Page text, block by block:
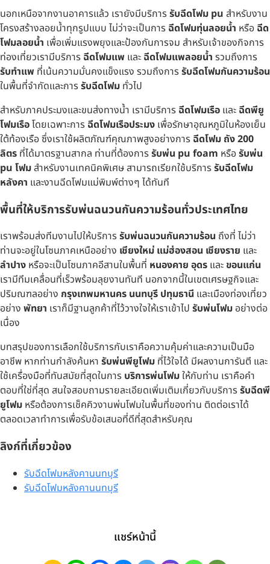
นอกเหนือจากงานอาคารแล้ว เรายังมีบริการรับฉีดโฟม pu สำหรับงาน
โครงสร้างลอยน้ำทุกรูปแบบ ไม่ว่าจะเป็นการ ฉีดโฟมทุ่นลอยน้ำ หรือ ฉีด
โฟมลอยน้ำ เพื่อเพิ่มแรงพยุงและป้องกันการจม สำหรับเจ้าของกิจการ
ท่องเที่ยวเรามีบริการ ฉีดโฟมแพ และ ฉีดโฟมแพลอยน้ำ รวมถึงการ
รับทำแพ ที่เน้นความมั่นคงแข็งแรง รวมถึงการรับฉีดโฟมกันความร้อน
ในพื้นที่จำกัดและการรับฉีดโฟม ทั่วไป
สำหรับภาคประมงและขนส่งทางน้ำ เรามีบริการ ฉีดโฟมเรือ และ ฉีดพียู
โฟมเรือโดยเฉพาะการ ฉีดโฟมเรือประมง เพื่อรักษาอุณหภูมิในห้องเย็น
ใต้ท้องเรือ ซึ่งเราใช้ผลิตภัณฑ์คุณภาพสูงอย่างการ ฉีดโฟม ถัง 200
ลิตร ที่ได้มาตรฐานสากล ท่านที่ต้องการรับพ่น pu foam หรือรับพ่น
pu โฟมสำหรับงานเทคนิคพิเศษ สามารถเรียกใช้บริการรับฉีดโฟม
หลังคา และงานฉีดโฟมแม่พิมพ์ต่างๆ ได้ทันที
พื้นที่ให้บริการรับพ่นฉนวนกันความร้อนทั่วประเทศไทย
เราพร้อมส่งทีมงานไปให้บริการรับพ่นฉนวนกันความร้อน ถึงที่ ไม่ว่า
ท่านจะอยู่ในโซนภาคเหนืออย่าง เชียงใหม่ แม่ฮ่องสอน เชียงราย และ
ลำปาง หรือจะเป็นโซนภาคอีสานในพื้นที่ หนองคาย อุดร และขอนแก่น
เรามีทีมเคลื่อนที่เร็วพร้อมลุยงานทันที นอกจากนี้ในเขตเศรษฐกิจและ
ปริมณฑลอย่าง กรุงเทพมหานคร นนทบุรี ปทุมธานี และเมืองท่องเที่ยว
อย่าง พัทยา เราก็มีฐานลูกค้าที่ไว้วางใจให้เราเข้าไป รับพ่นโฟม อย่างต่อ
เนื่อง
บทสรุปของการเลือกใช้บริการกับเราคือความคุ้มค่าและความเป็นมือ
อาชีพ หากท่านกำลังค้นหา รับพ่นพียูโฟม ที่ไว้ใจได้ มีผลงานการันตี และ
ใช้เครื่องมือที่ทันสมัยที่สุดในการ บริการพ่นโฟมให้กับท่าน เราคือคำ
ตอบที่ใช่ที่สุด สนใจสอบถามรายละเอียดเพิ่มเติมเกี่ยวกับบริการรับฉีดพี
ยูโฟม หรือต้องการเช็คคิวงานพ่นโฟมในพื้นที่ของท่าน ติดต่อเราได้
ตลอดเวลาทำการเพื่อรับข้อเสนอที่ดีที่สุดสำหรับคุณ
ลิงก์ที่เกี่ยวข้อง
รับฉีดโฟมหลังคานนทบุรี
รับฉีดโฟมหลังคานนทบุรี
แชร์หน้านี้